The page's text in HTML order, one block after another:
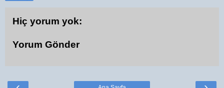
Hiç yorum yok:
Yorum Gönder